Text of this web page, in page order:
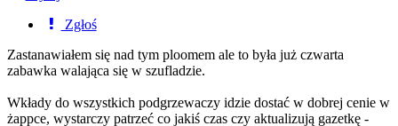
Zgłoś
Zastanawiałem się nad tym ploomem ale to była już czwarta
zabawka walająca się w szufladzie.
Wkłady do wszystkich podgrzewaczy idzie dostać w dobrej cenie w
żappce, wystarczy patrzeć co jakiś czas czy aktualizują gazetkę -